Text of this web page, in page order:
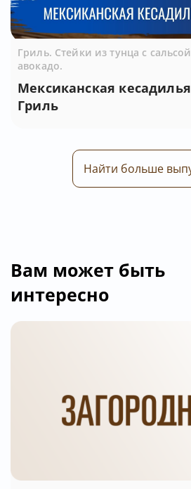
Гриль. Стейки из тунца с
авокадо.
Мексиканская
Гриль
Найти больше
Вам может быть
интересно